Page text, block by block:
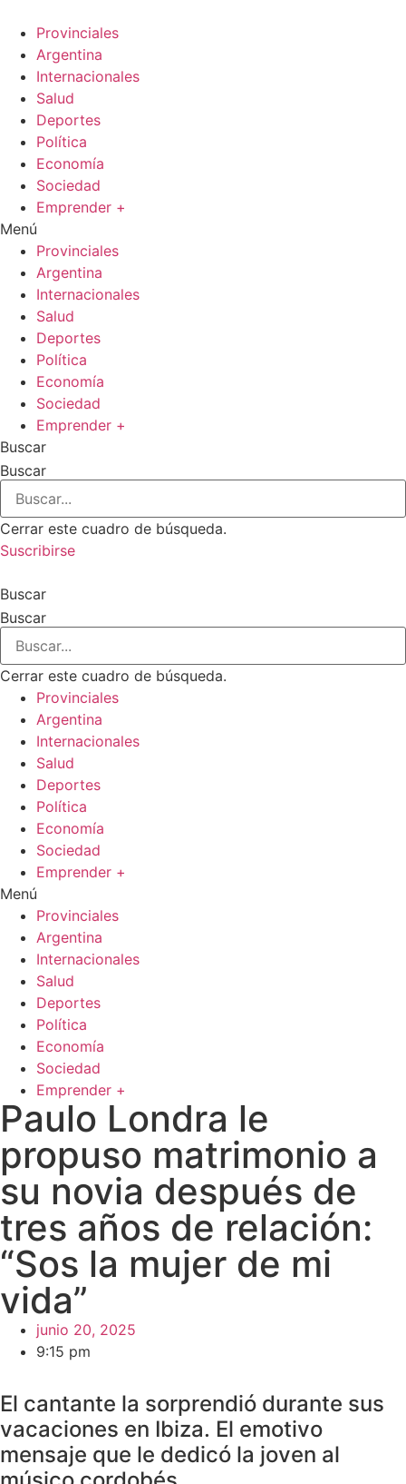
contenido
Provinciales
Argentina
Internacionales
Salud
Deportes
Política
Economía
Sociedad
Emprender +
Menú
Provinciales
Argentina
Internacionales
Salud
Deportes
Política
Economía
Sociedad
Emprender +
Buscar
Buscar
Cerrar este cuadro de búsqueda.
Suscribirse
Buscar
Buscar
Cerrar este cuadro de búsqueda.
Provinciales
Argentina
Internacionales
Salud
Deportes
Política
Economía
Sociedad
Emprender +
Menú
Provinciales
Argentina
Internacionales
Salud
Deportes
Política
Economía
Sociedad
Emprender +
Paulo Londra le
propuso matrimonio a
su novia después de
tres años de relación:
“Sos la mujer de mi
vida”
junio 20, 2025
9:15 pm
El cantante la sorprendió durante sus
vacaciones en Ibiza. El emotivo
mensaje que le dedicó la joven al